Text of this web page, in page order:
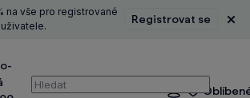
na vše pro registrované
uživatele.
Registrovat se
Vyhledávání